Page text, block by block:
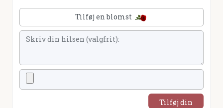
Tilføj en blomst
Tilføj din